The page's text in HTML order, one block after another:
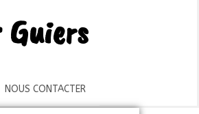
NOUS CONTACTER